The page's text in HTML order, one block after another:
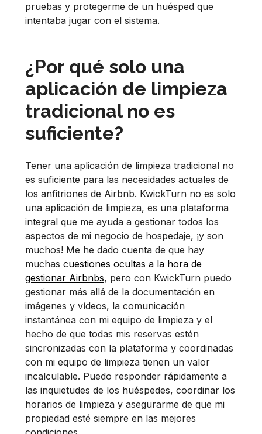
pruebas y protegerme de un huésped que
intentaba jugar con el sistema.
¿Por qué solo una
aplicación de limpieza
tradicional no es
suficiente?
Tener una aplicación de limpieza tradicional no
es suficiente para las necesidades actuales de
los anfitriones de Airbnb. KwickTurn no es solo
una aplicación de limpieza, es una plataforma
integral que me ayuda a gestionar todos los
aspectos de mi negocio de hospedaje, ¡y son
muchos! Me he dado cuenta de que hay
muchas cuestiones ocultas a la hora de
gestionar Airbnbs, pero con KwickTurn puedo
gestionar más allá de la documentación en
imágenes y vídeos, la comunicación
instantánea con mi equipo de limpieza y el
hecho de que todas mis reservas estén
sincronizadas con la plataforma y coordinadas
con mi equipo de limpieza tienen un valor
incalculable. Puedo responder rápidamente a
las inquietudes de los huéspedes, coordinar los
horarios de limpieza y asegurarme de que mi
propiedad esté siempre en las mejores